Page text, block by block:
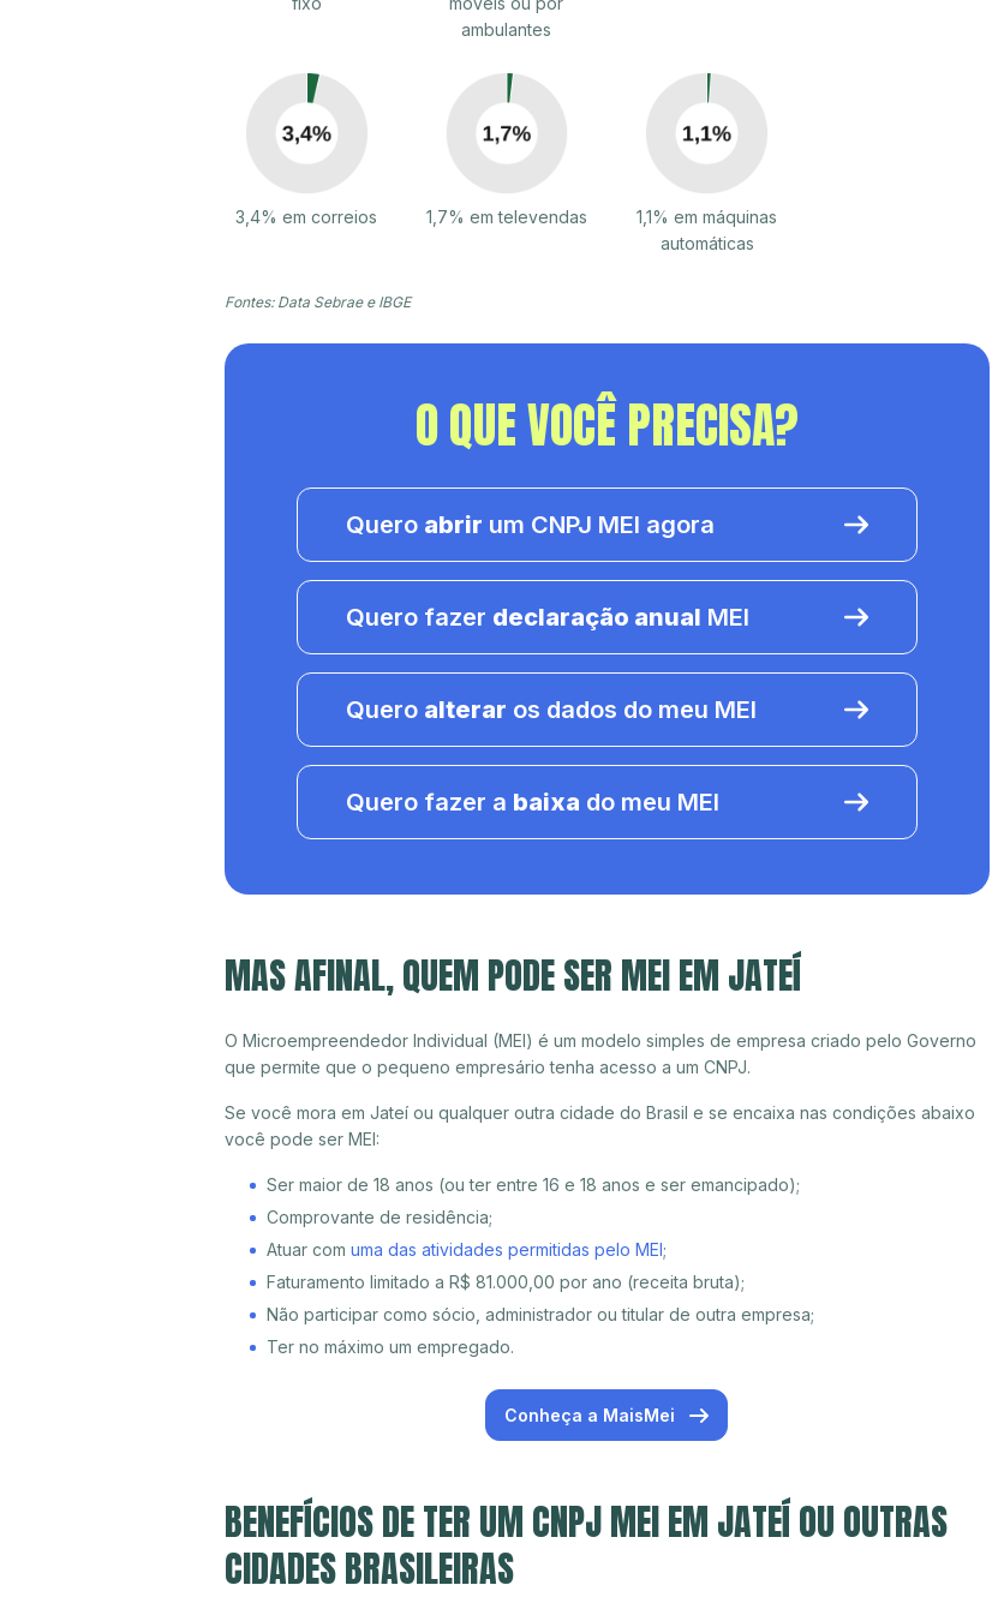
ambulantes
3,4% em correios 1,7% em televendas
1,1% em máquinas
automáticas
Fontes: Data Sebrae e IBGE
O QUE VOCÊ PRECISA?
Quero abrir um CNPJ MEI agora
Quero fazer declaração anual MEI
Quero alterar os dados do meu MEI
Quero fazer a baixa do meu MEI
MAS AFINAL, QUEM PODE SER MEI EM JATEÍ
O Microempreendedor Individual (MEI) é um modelo simples de empresa criado pelo Governo
que permite que o pequeno empresário tenha acesso a um CNPJ.
Se você mora em Jateí ou qualquer outra cidade do Brasil e se encaixa nas condições abaixo
você pode ser MEI:
Ser maior de 18 anos (ou ter entre 16 e 18 anos e ser emancipado);
Comprovante de residência;
Atuar com uma das atividades permitidas pelo MEI;
Faturamento limitado a R$ 81.000,00 por ano (receita bruta);
Não participar como sócio, administrador ou titular de outra empresa;
Ter no máximo um empregado.
Conheça a MaisMei
BENEFÍCIOS DE TER UM CNPJ MEI EM JATEÍ OU OUTRAS
CIDADES BRASILEIRAS